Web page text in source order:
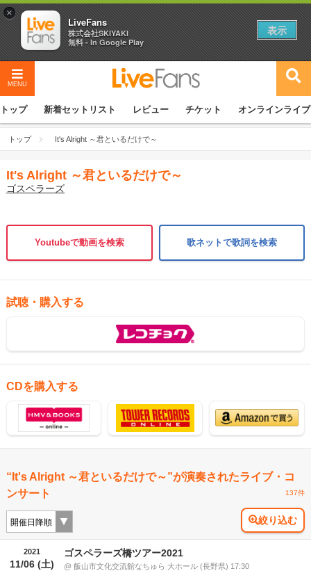
MENU
トップ 新着セットリスト レビュー チケット オンラインライブ
トップ It's Alright ～君といるだけで～
It's Alright ～君といるだけで～
ゴスペラーズ
Youtubeで動画を検索 歌ネットで歌詞を検索
試聴・購入する
CDを購入する
“It's Alright ～君といるだけで～”が演奏されたライブ・コ
ンサート
137件
絞り込む
2021
11/06 (土)
ゴスペラーズ橋ツアー2021
@ 飯山市文化交流館なちゅら 大ホール (長野県) 17:30
×
LiveFans
株式会社SKIYAKI
無料 - In Google Play
表示